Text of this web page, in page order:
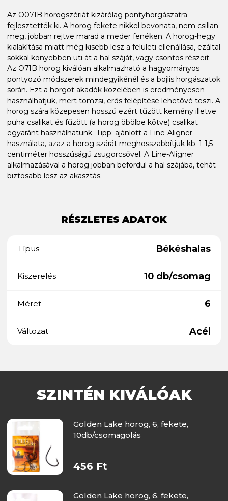
Az O071B horogszériát kizárólag pontyhorgászatra
fejlesztették ki. A horog fekete nikkel bevonata, nem csillan
meg, jobban rejtve marad a meder fenéken. A horog-hegy
kialakítása miatt még kisebb lesz a felületi ellenállása, ezáltal
sokkal könyebben üti át a hal száját, vagy csontos részeit.
Az O71B horog kiválóan alkalmazható a hagyományos
pontyozó módszerek mindegyikénél és a bojlis horgászatok
során. Ezt a horgot akadók közelében is eredményesen
használhatjuk, mert tömzsi, erős felépítése lehetővé teszi. A
horog szára közepesen hosszú ezért tűzött kemény illetve
puha csalikat és fűzött (a horog öbölbe kötve) csalikat
egyaránt használhatunk. Tipp: ajánlott a Line-Aligner
használata, azaz a horog szárát meghosszabbítjuk kb. 1-1,5
centiméter hosszúságú zsugorcsővel. A Line-Aligner
alkalmazásával a horog jobban befordul a hal szájába, tehát
biztosabb lesz az akasztás.
RÉSZLETES ADATOK
Típus Békéshalas
Kiszerelés 10 db/csomag
Méret 6
Változat Acél
SZINTÉN KIVÁLÓAK
Golden Lake horog, 6, fekete,
10db/csomagolás
456 Ft
Golden Lake horog, 6, fekete,